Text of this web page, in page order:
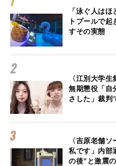
「泳ぐ人は
トプールで
すその実態
〈江別大学
無期懲役「自
さした」裁判
〈吉原老舗
私です」内部
の後”と激震